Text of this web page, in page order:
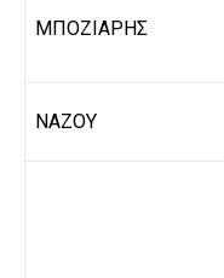
ΜΠΟΖΙΑΡΗΣ
ΝΑΖΟΥ